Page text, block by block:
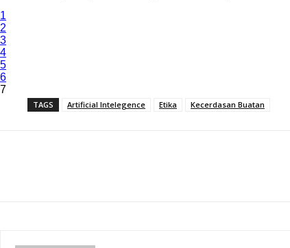
1
2
3
4
5
6
7
TAGS Artificial Intelegence Etika Kecerdasan Buatan